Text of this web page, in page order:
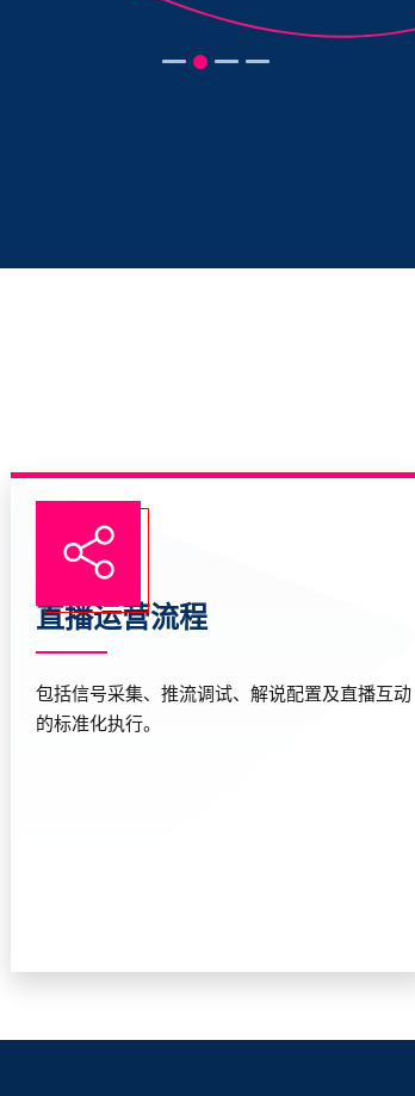
直播运营流程
包括信号采集、推流调试、解说配置及直播互动
的标准化执行。